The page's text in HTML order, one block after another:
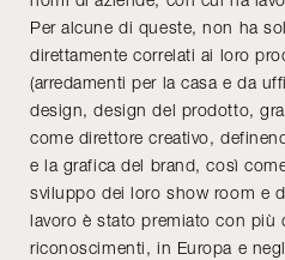
Per alcune di queste, non ha
direttamente correlati ai loro
(arredamenti per la casa e da
design, design del prodotto,
come direttore creativo,
e la grafica del brand, così
sviluppo dei loro show room e
lavoro è stato premiato con più
riconoscimenti, in Europa e